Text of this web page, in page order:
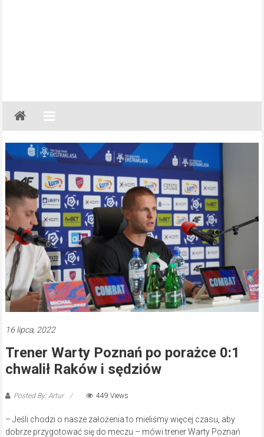
Gazeta
Regionalna
Częstochowa,
Kłobuck,
Lubliniec,
Myszków
16 lipca, 2022
Trener Warty Poznań po porażce 0:1
chwalił Raków i sędziów
Posted By: Artur 449 Views
– Jeśli chodzi o nasze założenia to mieliśmy więcej czasu, aby
dobrze przygotować się do meczu – mówi trener Warty Poznań